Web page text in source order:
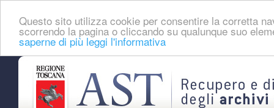
Questo sito utilizza cookie per consentire la corretta
scorrendo la pagina o cliccando su qualunque suo
saperne di più leggi l'informativa